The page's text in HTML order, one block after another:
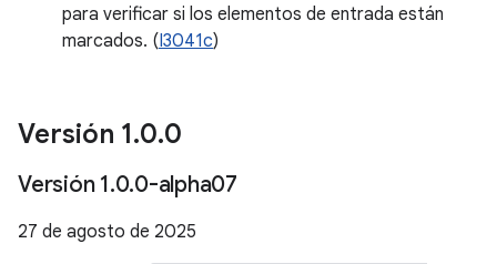
para verificar si los elementos de entrada están
marcados. (I3041c)
Versión 1.0.0
Versión 1.0.0-alpha07
27 de agosto de 2025